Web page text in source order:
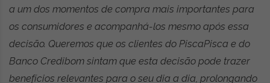
a um dos momentos de compra mais importantes para
os consumidores e acompanhá-los mesmo após essa
decisão. Queremos que os clientes do PiscaPisca e do
Banco Credibom sintam que esta decisão pode trazer
benefícios relevantes para o seu dia a dia, prolongando